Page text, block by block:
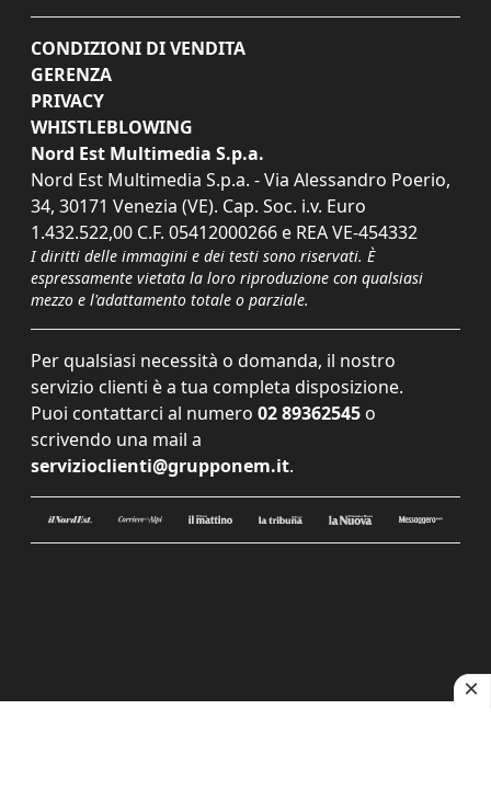
CONDIZIONI DI VENDITA
GERENZA
PRIVACY
WHISTLEBLOWING
Nord Est Multimedia S.p.a.
Nord Est Multimedia S.p.a. - Via Alessandro Poerio,
34, 30171 Venezia (VE). Cap. Soc. i.v. Euro
1.432.522,00 C.F. 05412000266 e REA VE-454332
I diritti delle immagini e dei testi sono riservati. È
espressamente vietata la loro riproduzione con qualsiasi
mezzo e l'adattamento totale o parziale.
Per qualsiasi necessità o domanda, il nostro
servizio clienti è a tua completa disposizione.
Puoi contattarci al numero 02 89362545 o
scrivendo una mail a
servizioclienti@grupponem.it.